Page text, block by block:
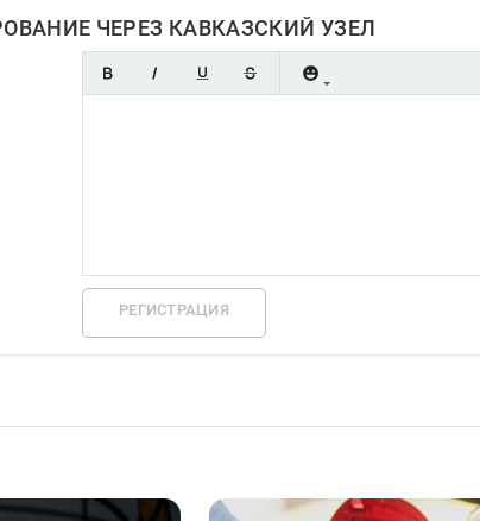
ЧЕРЕЗ КАВКАЗСКИЙ УЗЕЛ
РЕГИСТРАЦИЯ